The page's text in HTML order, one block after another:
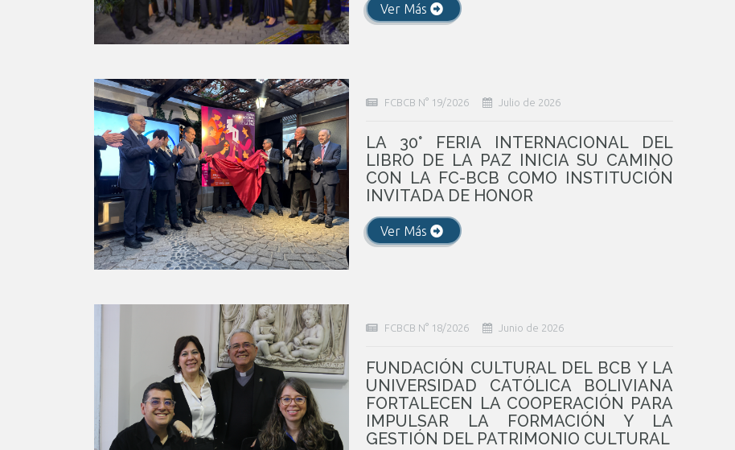
Ver Más
FCBCB N° 19/2026 Julio de 2026
LA 30° FERIA INTERNACIONAL DEL
LIBRO DE LA PAZ INICIA SU CAMINO
CON LA FC-BCB COMO INSTITUCIÓN
INVITADA DE HONOR
Ver Más
FCBCB N° 18/2026 Junio de 2026
FUNDACIÓN CULTURAL DEL BCB Y LA
UNIVERSIDAD CATÓLICA BOLIVIANA
FORTALECEN LA COOPERACIÓN PARA
IMPULSAR LA FORMACIÓN Y LA
GESTIÓN DEL PATRIMONIO CULTURAL